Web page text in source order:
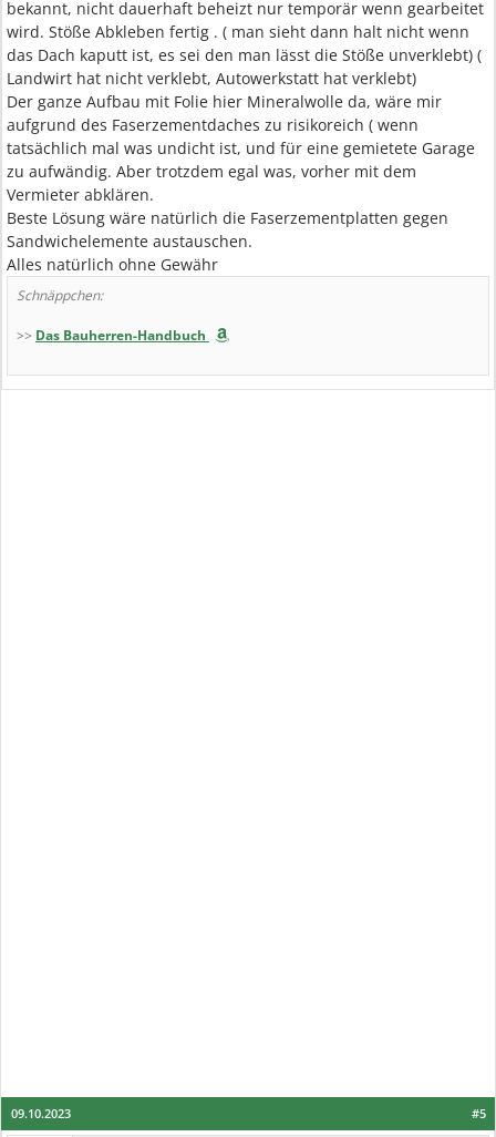
bekannt, nicht dauerhaft beheizt nur temporär wenn gearbeitet
wird. Stöße Abkleben fertig . ( man sieht dann halt nicht wenn
das Dach kaputt ist, es sei den man lässt die Stöße unverklebt) (
Landwirt hat nicht verklebt, Autowerkstatt hat verklebt)
Der ganze Aufbau mit Folie hier Mineralwolle da, wäre mir
aufgrund des Faserzementdaches zu risikoreich ( wenn
tatsächlich mal was undicht ist, und für eine gemietete Garage
zu aufwändig. Aber trotzdem egal was, vorher mit dem
Vermieter abklären.
Beste Lösung wäre natürlich die Faserzementplatten gegen
Sandwichelemente austauschen.
Alles natürlich ohne Gewähr
Schnäppchen:
>> Das Bauherren-Handbuch
#5
09.10.2023